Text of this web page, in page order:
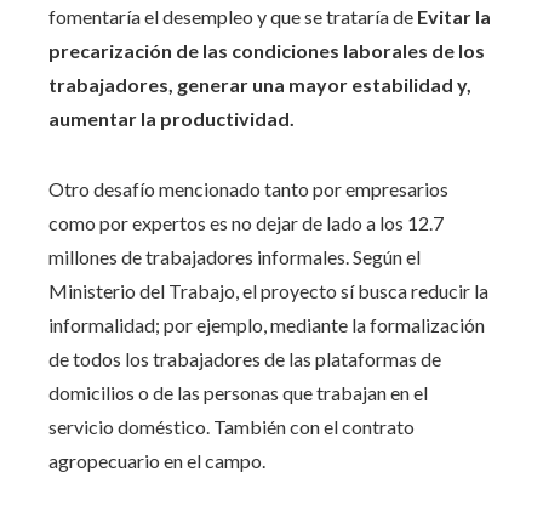
fomentaría el desempleo y que se trataría de Evitar la
precarización de las condiciones laborales de los
trabajadores, generar una mayor estabilidad y,
aumentar la productividad.
Otro desafío mencionado tanto por empresarios
como por expertos es no dejar de lado a los 12.7
millones de trabajadores informales. Según el
Ministerio del Trabajo, el proyecto sí busca reducir la
informalidad; por ejemplo, mediante la formalización
de todos los trabajadores de las plataformas de
domicilios o de las personas que trabajan en el
servicio doméstico. También con el contrato
agropecuario en el campo.